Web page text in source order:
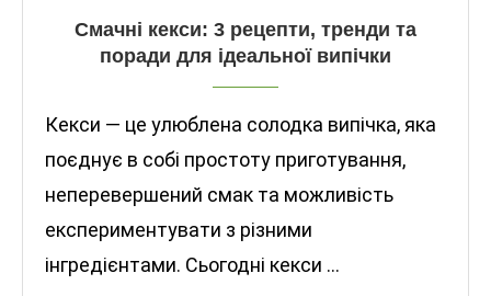
Смачні кекси: 3 рецепти, тренди та
поради для ідеальної випічки
Кекси — це улюблена солодка випічка, яка
поєднує в собі простоту приготування,
неперевершений смак та можливість
експериментувати з різними
інгредієнтами. Сьогодні кекси …